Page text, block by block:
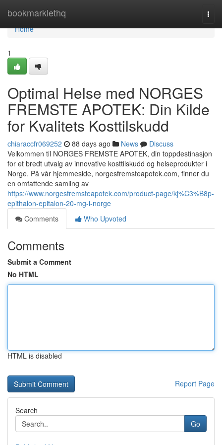
bookmarklethq
Home
Home
1
Optimal Helse med NORGES
FREMSTE APOTEK: Din Kilde
for Kvalitets Kosttilskudd
chiaraccfr069252 88 days ago News
Discuss
Velkommen til NORGES FREMSTE APOTEK, din toppdestinasjon
for et bredt utvalg av innovative kosttilskudd og helseprodukter i
Norge. På vår hjemmeside, norgesfremsteapotek.com, finner du
en omfattende samling av
https://www.norgesfremsteapotek.com/product-page/kj%C3%B8p-
epithalon-epitalon-20-mg-i-norge
Comments
Who Upvoted
Comments
Submit a Comment
No HTML
HTML is disabled
Report Page
Search
Go